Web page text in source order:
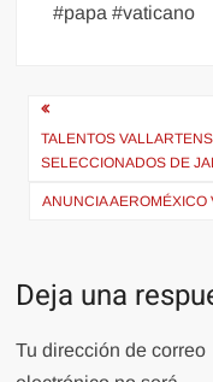
#papa #vaticano
Navegación
de
entradas
TALENTOS
SELECCIONADOS DE
ANUNCIA AEROMÉXICO
Deja una
Tu dirección de correo